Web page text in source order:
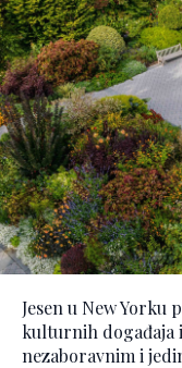
Jesen u New
kulturnih događaja
nezaboravnim i